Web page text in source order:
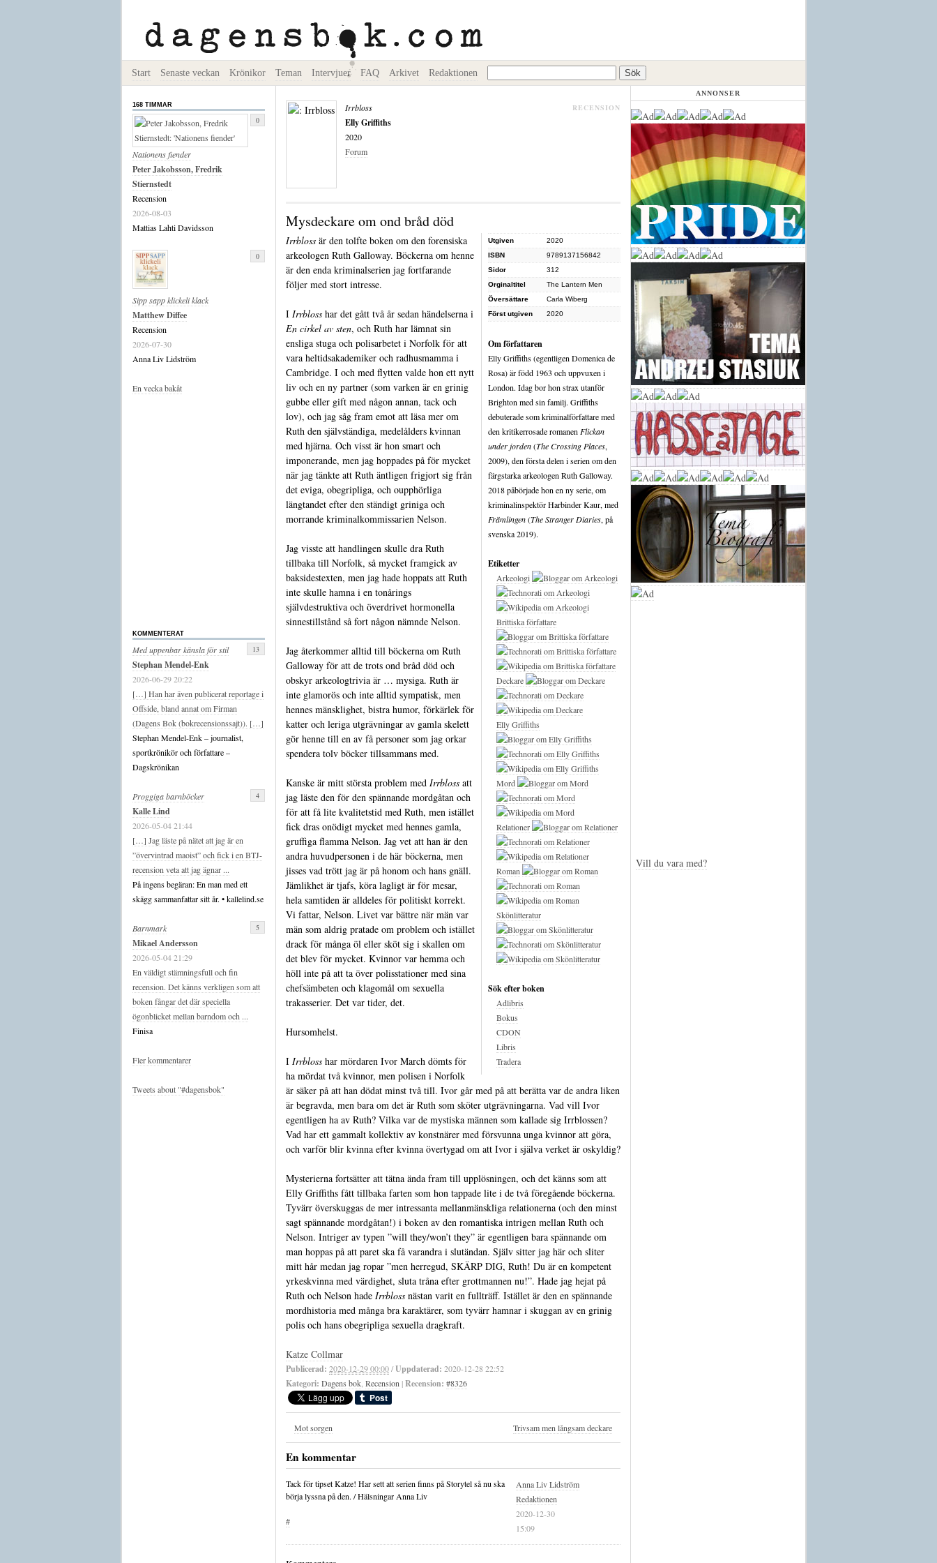
Start Senaste veckan Krönikor Teman Intervjuer FAQ Arkivet Redaktionen
RECENSION
Irrbloss
Elly Griffiths
2020
Forum
Mysdeckare om ond bråd död
Utgiven
2020
ISBN
9789137156842
Sidor
312
Orginaltitel
The Lantern Men
Översättare
Carla Wiberg
Först utgiven
2020
Om författaren
Elly Griffiths (egentligen Domenica de
Rosa) är född 1963 och uppvuxen i
London. Idag bor hon strax utanför
Brighton med sin familj. Griffiths
debuterade som kriminalförfattare med
den kritikerrosade romanen Flickan
under jorden(The Crossing Places,
2009), den första delen i serien om den
färgstarka arkeologen Ruth Galloway.
2018 påbörjade hon en ny serie, om
kriminalinspektör Harbinder Kaur, med
Främlingen(The Stranger Diaries, på
svenska 2019).
Etiketter
Arkeologi
Brittiska författare
Deckare
Elly Griffiths
Mord
Relationer
Roman
Skönlitteratur
Sök efter boken
Adlibris
Bokus
CDON
Libris
Tradera
Irrbloss är den tolfte boken om den forensiska
arkeologen Ruth Galloway. Böckerna om henne
är den enda kriminalserien jag fortfarande
följer med stort intresse.
I Irrbloss har det gått två år sedan händelserna i
En cirkel av sten, och Ruth har lämnat sin
ensliga stuga och polisarbetet i Norfolk för att
vara heltidsakademiker och radhusmamma i
Cambridge. I och med flytten valde hon ett nytt
liv och en ny partner (som varken är en grinig
gubbe eller gift med någon annan, tack och
lov), och jag såg fram emot att läsa mer om
Ruth den självständiga, medelålders kvinnan
med hjärna. Och visst är hon smart och
imponerande, men jag hoppades på för mycket
när jag tänkte att Ruth äntligen frigjort sig från
det eviga, obegripliga, och oupphörliga
längtandet efter den ständigt griniga och
morrande kriminalkommissarien Nelson.
Jag visste att handlingen skulle dra Ruth
tillbaka till Norfolk, så mycket framgick av
baksidestexten, men jag hade hoppats att Ruth
inte skulle hamna i en tonårings
självdestruktiva och överdrivet hormonella
sinnestillstånd så fort någon nämnde Nelson.
Jag återkommer alltid till böckerna om Ruth
Galloway för att de trots ond bråd död och
obskyr arkeologtrivia är … mysiga. Ruth är
inte glamorös och inte alltid sympatisk, men
hennes mänsklighet, bistra humor, förkärlek för
katter och leriga utgrävningar av gamla skelett
gör henne till en av få personer som jag orkar
spendera tolv böcker tillsammans med.
Kanske är mitt största problem med Irrbloss att
jag läste den för den spännande mordgåtan och
för att få lite kvalitetstid med Ruth, men istället
fick dras onödigt mycket med hennes gamla,
gruffiga flamma Nelson. Jag vet att han är den
andra huvudpersonen i de här böckerna, men
jisses vad trött jag är på honom och hans gnäll.
Jämlikhet är tjafs, köra lagligt är för mesar,
hela samtiden är alldeles för politiskt korrekt.
Vi fattar, Nelson. Livet var bättre när män var
män som aldrig pratade om problem och istället
drack för många öl eller sköt sig i skallen om
det blev för mycket. Kvinnor var hemma och
höll inte på att ta över polisstationer med sina
chefsämbeten och klagomål om sexuella
trakasserier. Det var tider, det.
Hursomhelst.
I Irrbloss har mördaren Ivor March dömts för
ha mördat två kvinnor, men polisen i Norfolk
är säker på att han dödat minst två till. Ivor går med på att berätta var de andra liken
är begravda, men bara om det är Ruth som sköter utgrävningarna. Vad vill Ivor
egentligen ha av Ruth? Vilka var de mystiska männen som kallade sig Irrblossen?
Vad har ett gammalt kollektiv av konstnärer med försvunna unga kvinnor att göra,
och varför blir kvinna efter kvinna övertygad om att Ivor i själva verket är oskyldig?
Mysterierna fortsätter att tätna ända fram till upplösningen, och det känns som att
Elly Griffiths fått tillbaka farten som hon tappade lite i de två föregående böckerna.
Tyvärr överskuggas de mer intressanta mellanmänskliga relationerna (och den minst
sagt spännande mordgåtan!) i boken av den romantiska intrigen mellan Ruth och
Nelson. Intriger av typen ”will they/won’t they” är egentligen bara spännande om
man hoppas på att paret ska få varandra i slutändan. Själv sitter jag här och sliter
mitt hår medan jag ropar ”men herregud, SKÄRP DIG, Ruth! Du är en kompetent
yrkeskvinna med värdighet, sluta tråna efter grottmannen nu!”. Hade jag hejat på
Ruth och Nelson hade Irrbloss nästan varit en fullträff. Istället är den en spännande
mordhistoria med många bra karaktärer, som tyvärr hamnar i skuggan av en grinig
polis och hans obegripliga sexuella dragkraft.
Katze Collmar
Publicerad: 2020-12-29 00:00/Uppdaterad: 2020-12-28 22:52
Kategori: Dagens bok Recension |Recension: #8326
Mot sorgen Trivsam men långsam deckare
En kommentar
Tack för tipset Katze! Har sett att serien finns på Storytel så nu ska
börja lyssna på den. / Hälsningar Anna Liv
#
Anna Liv Lidström
Redaktionen
2020-12-30
15:09
168 TIMMAR
Nationens fiender
Peter Jakobsson, Fredrik
Stiernstedt
Recension
2026-08-03
Mattias Lahti Davidsson
0
Sipp sapp klickeli klack
Matthew Diffee
Recension
2026-07-30
Anna Liv Lidström
0
En vecka bakåt
KOMMENTERAT
Med uppenbar känsla för stil
Stephan Mendel-Enk
2026-06-29 20:22
[…] Han har även publicerat reportage i
Offside, bland annat om Firman
(Dagens Bok (bokrecensionssajt)). […]
Stephan Mendel-Enk – journalist,
sportkrönikör och författare –
Dagskrönikan
13
Proggiga barnböcker
Kalle Lind
2026-05-04 21:44
[…] Jag läste på nätet att jag är en
”övervintrad maoist” och fick i en BTJ-
recension veta att jag ägnar ...
På ingens begäran: En man med ett
skägg sammanfattar sitt år. • kallelind.se
4
Barnmark
Mikael Andersson
2026-05-04 21:29
En väldigt stämningsfull och fin
recension. Det känns verkligen som att
boken fångar det där speciella
ögonblicket mellan barndom och ...
Finisa
5
Fler kommentarer
Tweets about "#dagensbok"
ANNONSER
Vill du vara med?